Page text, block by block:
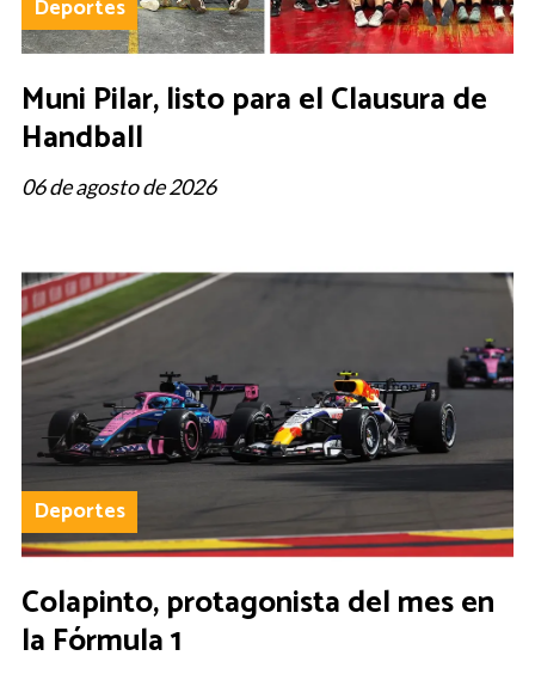
Muni Pilar, listo para el Clausura de
Handball
Deportes
06 de agosto de 2026
Colapinto, protagonista del mes en
la Fórmula 1
Deportes